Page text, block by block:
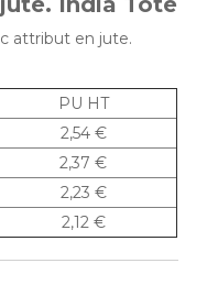
attribut en jute.
PU HT
2,54 €
2,37 €
2,23 €
2,12 €